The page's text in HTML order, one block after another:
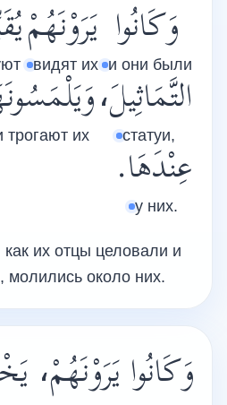
وَكَانُوا
и они были
يَرَوْنَهُمْ
видят их
التَّمَاثِيلَ،
статуи,
трогают их
عِنْدَهَا.
у них.
их отцы целовали и
молились около них.
‏وَكَانُوا يَرَوْنَهُمْ،